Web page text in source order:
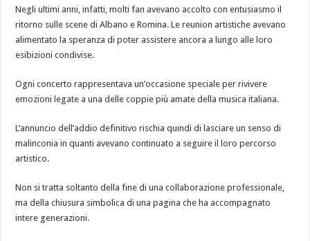
Negli ultimi anni, infatti, molti fan avevano accolto con entusiasmo il
ritorno sulle scene di Albano e Romina. Le reunion artistiche avevano
alimentato la speranza di poter assistere ancora a lungo alle loro
esibizioni condivise.
Ogni concerto rappresentava un’occasione speciale per rivivere
emozioni legate a una delle coppie più amate della musica italiana.
L’annuncio dell’addio definitivo rischia quindi di lasciare un senso di
malinconia in quanti avevano continuato a seguire il loro percorso
artistico.
Non si tratta soltanto della fine di una collaborazione professionale,
ma della chiusura simbolica di una pagina che ha accompagnato
intere generazioni.